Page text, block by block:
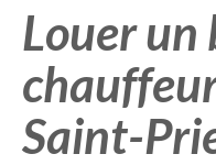
Louer un
Saint-